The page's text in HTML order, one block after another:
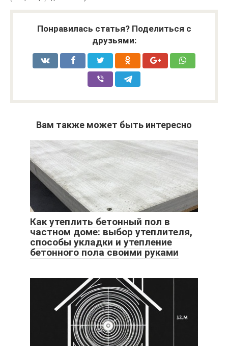
Понравилась статья? Поделиться с
друзьями:
Вам также может быть интересно
Как утеплить бетонный пол в
частном доме: выбор утеплителя,
способы укладки и утепление
бетонного пола своими руками